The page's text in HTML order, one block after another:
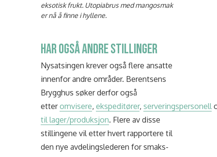
eksotisk frukt. Utopiabrus med mangosmak
er nå å finne i hyllene.
HAR OGSÅ ANDRE STILLINGER
Nysatsingen krever også flere ansatte
innenfor andre områder. Berentsens
Brygghus søker derfor også
etter omvisere, ekspeditører, serveringspersonell
til lager/produksjon. Flere av disse
stillingene vil etter hvert rapportere til
den nye avdelingslederen for smaks-